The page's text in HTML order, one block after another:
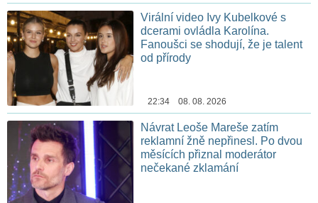
Virální video Ivy Kubelkové s
dcerami ovládla Karolína.
Fanoušci se shodují, že je talent
od přírody
22:34 08. 08. 2026
Návrat Leoše Mareše zatím
reklamní žně nepřinesl. Po dvou
měsících přiznal moderátor
nečekané zklamání